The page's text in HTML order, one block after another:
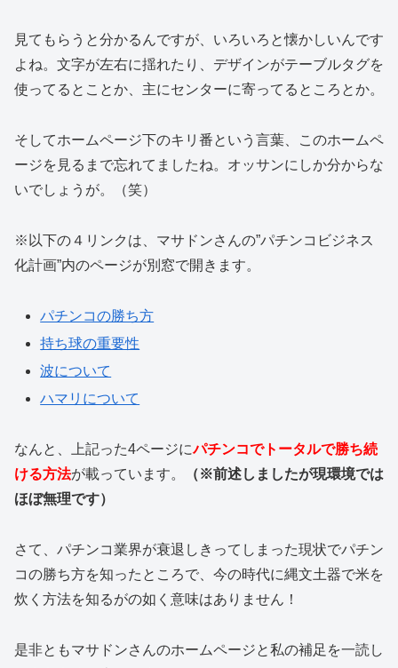
見てもらうと分かるんですが、いろいろと懐かしいんです
よね。文字が左右に揺れたり、デザインがテーブルタグを
使ってるとことか、主にセンターに寄ってるところとか。
そしてホームページ下のキリ番という言葉、このホームペ
ージを見るまで忘れてましたね。オッサンにしか分からな
いでしょうが。（笑）
※以下の４リンクは、マサドンさんの”パチンコビジネス
化計画”内のページが別窓で開きます。
パチンコの勝ち方
持ち球の重要性
波について
ハマリについて
なんと、上記った4ページにパチンコでトータルで勝ち続
ける方法が載っています。
（※前述しましたが現環境では
ほぼ無理です）
さて、パチンコ業界が衰退しきってしまった現状でパチン
コの勝ち方を知ったところで、今の時代に縄文土器で米を
炊く方法を知るがの如く意味はありません！
是非ともマサドンさんのホームページと私の補足を一読し